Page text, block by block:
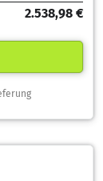
2.538,98 €